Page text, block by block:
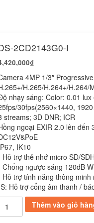
2CD2143G0-I
₫
4MP 1/3″
H.265/H.264+/H.264/
nhạy sáng: Color: 0.01
30fps(2560×1440,
streams; 3D DNR; ICR
ngoại EXIR 2.0 lên đến
IK10
Hỗ trợ thẻ nhớ micro SD/
Chống ngược sáng 120dB
Hỗ trợ tính năng thông
Hỗ trợ cổng âm thanh /
2CD2143G0-
Thêm vào giỏ